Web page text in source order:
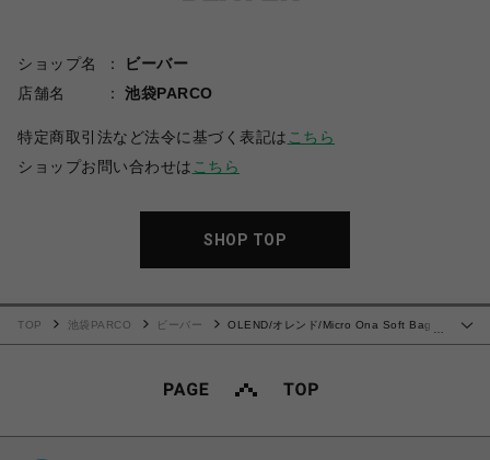
ショップ名
ビーバー
店舗名
池袋PARCO
特定商取引法など法令に基づく表記は こちら
ショップお問い合わせは こちら
SHOP TOP
TOP 池袋PARCO ビーバー
OLEND/オレンド/Micro Ona Soft Bag